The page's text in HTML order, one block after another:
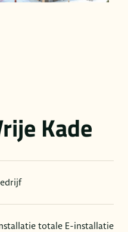
Kade
totale E-installatie